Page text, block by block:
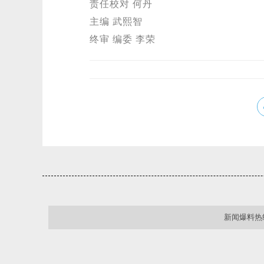
责任校对 何丹
主编 武熙智
终审 编委 李荣
新闻爆料